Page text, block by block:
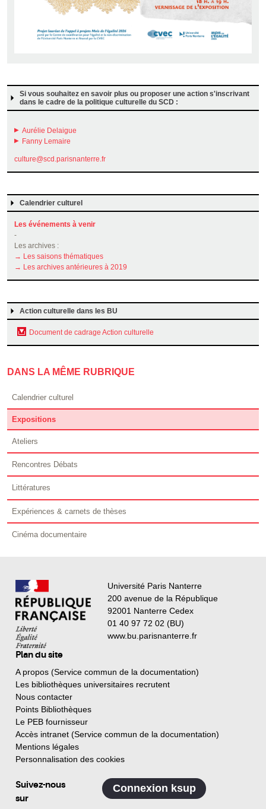
Si vous souhaitez en savoir plus ou proposer une action s'inscrivant
dans le cadre de la politique culturelle du SCD :
Aurélie Delaigue
Fanny Lemaire
culture@scd.parisnanterre.fr
Calendrier culturel
Les événements à venir
-
Les archives :
→ Les saisons thématiques
→ Les archives antérieures à 2019
Action culturelle dans les BU
Document de cadrage Action culturelle
DANS LA MÊME RUBRIQUE
Calendrier culturel
Expositions
Ateliers
Rencontres Débats
Littératures
Expériences & carnets de thèses
Cinéma documentaire
Université Paris Nanterre
200 avenue de la République
92001 Nanterre Cedex
01 40 97 72 02 (BU)
www.bu.parisnanterre.fr
Plan du site
A propos (Service commun de la documentation)
Les bibliothèques universitaires recrutent
Nous contacter
Points Bibliothèques
Le PEB fournisseur
Accès intranet (Service commun de la documentation)
Mentions légales
Personnalisation des cookies
Suivez-nous
sur
Connexion ksup